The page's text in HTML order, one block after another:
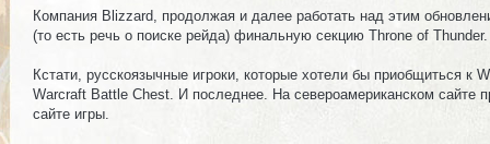
Компания Blizzard, продолжая и далее работать над этим
(то есть речь о поиске рейда) финальную секцию Throne of
Кстати, русскоязычные игроки, которые хотели бы приобщиться к
Warcraft Battle Chest. И последнее. На североамериканском сайте
сайте игры.
Комментарии Изображения